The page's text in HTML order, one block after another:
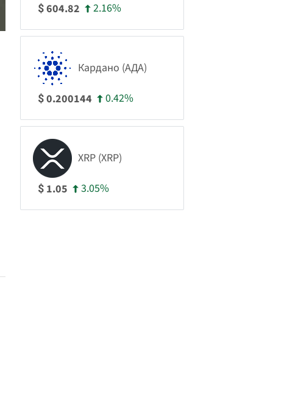
$604.82 2.16%
Кардано (АДА)
$0.200144 0.42%
XRP (XRP)
$ 1.05 3.05%